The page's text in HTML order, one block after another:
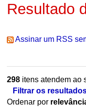
Resultado
Assinar um RSS
298itens atendem ao
Filtrar os
Ordenar por